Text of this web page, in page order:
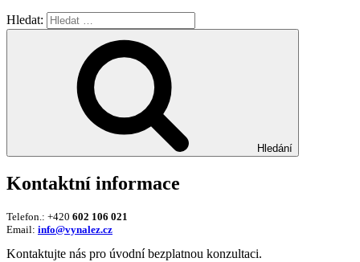
Hledat:
Hledání
Kontaktní informace
Telefon.: +420 602 106 021
Email: info@vynalez.cz
Kontaktujte nás pro úvodní bezplatnou konzultaci.